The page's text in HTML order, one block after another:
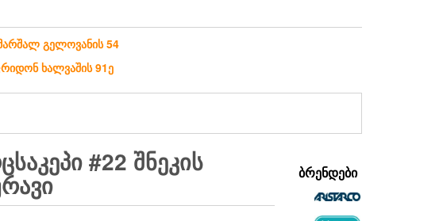
გელოვანის 54
ხალვაშის 91ე
#22 ᲨᲜᲔᲙᲘᲡ ᲑᲠᲔᲜᲓᲔᲑᲘ